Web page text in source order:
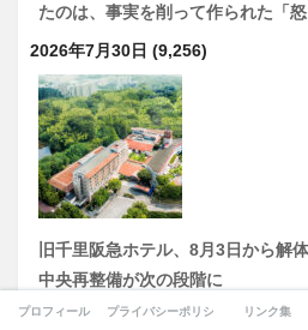
たのは、事実を削って作られた「怒
2026年7月30日 (9,256)
旧千里阪急ホテル、8月3日から
中央再整備が次の段階に
2026年7月30日 (8,715)
プロフィール プライバシーポリシー リンク集